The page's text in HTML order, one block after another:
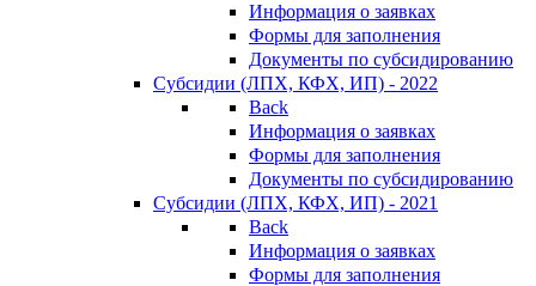
Информация о заявках
Формы для заполнения
Документы по субсидированию
Субсидии (ЛПХ, КФХ, ИП) - 2022
Back
Информация о заявках
Формы для заполнения
Документы по субсидированию
Субсидии (ЛПХ, КФХ, ИП) - 2021
Back
Информация о заявках
Формы для заполнения